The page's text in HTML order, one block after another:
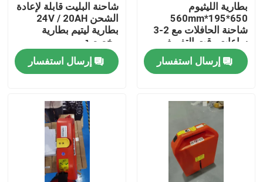
منتجات
معلومات عنا
بطارية الليثيوم
650*195*560mm
شاحنة الحافلات مع 2-3
ساعات وقت التفريغ
للعمليات
إرسال استفسار
شاحنة البليت قابلة لإعادة
الشحن 24V / 20AH
بطارية ليتيم بطارية
مخصصة
إرسال استفسار